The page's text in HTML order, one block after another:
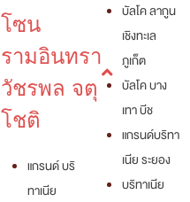
โซน
รามอินทรา
วัชรพล จตุ
โชติ
แกรนด์ บริ
ทาเนีย
บัลโค ลากูน
เชิงทะเล
ภูเก็ต
บัลโค บาง
เทา บีช
แกรนด์บริทา
เนีย ระยอง
บริทาเนีย